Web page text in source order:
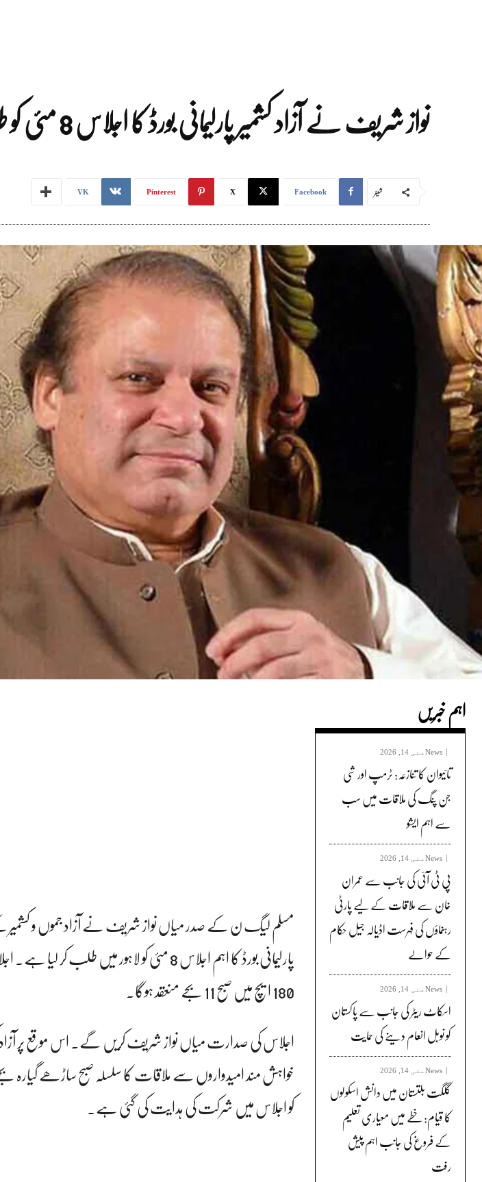
نواز شریف نے آزاد کشمیر پارلیمانی بورڈ کا اجلاس 8 مئی کو طلب کر لیا
شیئر Facebook
X
Pinterest
VK
پارلیمانی بورڈ کا اہم اجلاس 8 مئی کو لاہور
180 ایچ میں صبح 11 بجے منعقد ہوگا۔
اجلاس کی صدارت میاں نواز شریف کریں گے۔ اس موقع پر
خواہش مند امیدواروں سے ملاقات کا سلسلہ صبح ساڑھے
کو اجلاس میں شرکت کی ہدایت کی گئی ہے۔
اہم خبریں
News مئی 14, 2026
تائیوان کا تنازعہ: ٹرمپ اور شی
جن پنگ کی ملاقات میں سب
سے اہم ایشو
News مئی 14, 2026
پی ٹی آئی کی جانب سے عمران
خان سے ملاقات کے لیے پارٹی
رہنماؤں کی فہرست اڈیالہ جیل حکام
کے حوالے
News مئی 14, 2026
اسکاٹ ریٹر کی جانب سے پاکستان
کو نوبل انعام دینے کی حمایت
News مئی 14, 2026
گلگت بلتستان میں دانش اسکولوں
کا قیام: خطے میں معیاری تعلیم
کے فروغ کی جانب اہم پیش
رفت